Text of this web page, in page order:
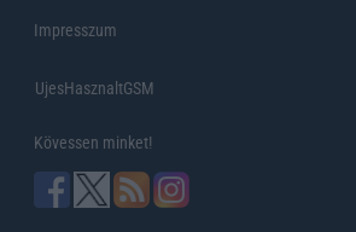
Impresszum
UjesHasznaltGSM
Kövessen minket!